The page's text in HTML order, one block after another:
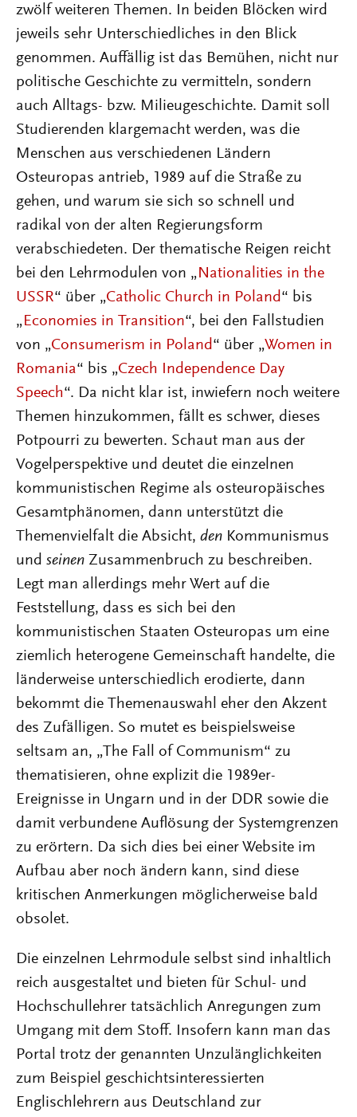
zwölf weiteren Themen. In beiden Blöcken wird
jeweils sehr Unterschiedliches in den Blick
genommen. Auffällig ist das Bemühen, nicht nur
politische Geschichte zu vermitteln, sondern
auch Alltags- bzw. Milieugeschichte. Damit soll
Studierenden klargemacht werden, was die
Menschen aus verschiedenen Ländern
Osteuropas antrieb, 1989 auf die Straße zu
gehen, und warum sie sich so schnell und
radikal von der alten Regierungsform
verabschiedeten. Der thematische Reigen reicht
bei den Lehrmodulen von „ Nationalities in the
USSR“ über „Catholic Church in Poland “ bis
„ Economies in Transition“, bei den Fallstudien
von „Consumerism in Poland “ über „Women in
Romania“ bis „Czech Independence Day
Speech“. Da nicht klar ist, inwiefern noch weitere
Themen hinzukommen, fällt es schwer, dieses
Potpourri zu bewerten. Schaut man aus der
Vogelperspektive und deutet die einzelnen
kommunistischen Regime als osteuropäisches
Gesamtphänomen, dann unterstützt die
Themenvielfalt die Absicht, den Kommunismus
und seinen Zusammenbruch zu beschreiben.
Legt man allerdings mehr Wert auf die
Feststellung, dass es sich bei den
kommunistischen Staaten Osteuropas um eine
ziemlich heterogene Gemeinschaft handelte, die
länderweise unterschiedlich erodierte, dann
bekommt die Themenauswahl eher den Akzent
des Zufälligen. So mutet es beispielsweise
seltsam an, „The Fall of Communism“ zu
thematisieren, ohne explizit die 1989er-
Ereignisse in Ungarn und in der DDR sowie die
damit verbundene Auflösung der Systemgrenzen
zu erörtern. Da sich dies bei einer Website im
Aufbau aber noch ändern kann, sind diese
kritischen Anmerkungen möglicherweise bald
obsolet.
Die einzelnen Lehrmodule selbst sind inhaltlich
reich ausgestaltet und bieten für Schul- und
Hochschullehrer tatsächlich Anregungen zum
Umgang mit dem Stoff. Insofern kann man das
Portal trotz der genannten Unzulänglichkeiten
zum Beispiel geschichtsinteressierten
Englischlehrern aus Deutschland zur